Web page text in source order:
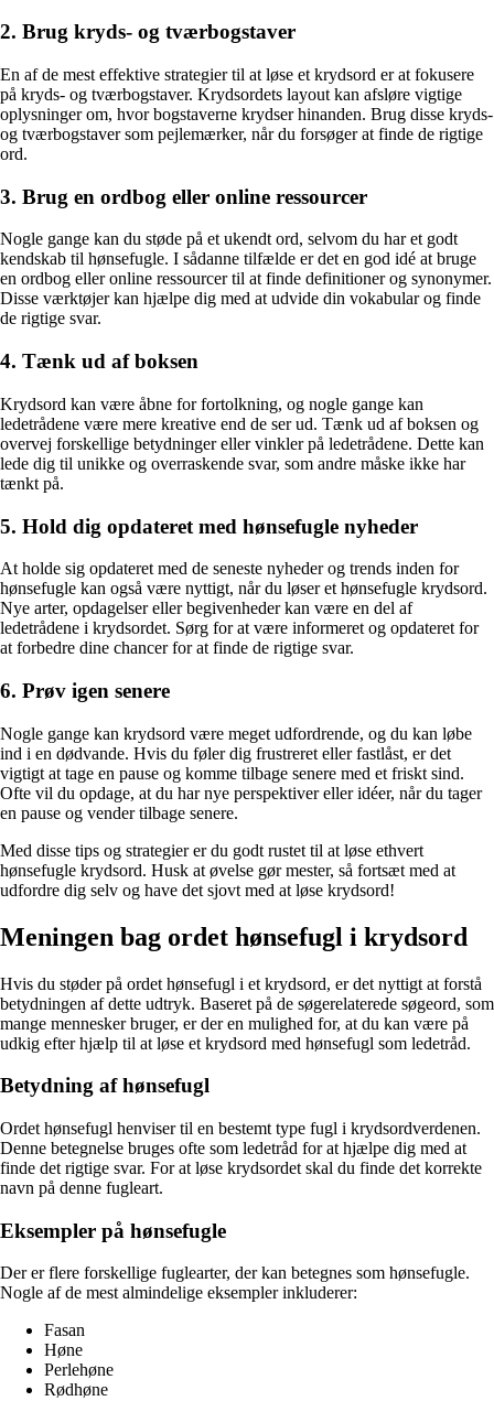
2. Brug kryds- og tværbogstaver
En af de mest effektive strategier til at løse et krydsord er at fokusere
på kryds- og tværbogstaver. Krydsordets layout kan afsløre vigtige
oplysninger om, hvor bogstaverne krydser hinanden. Brug disse kryds-
og tværbogstaver som pejlemærker, når du forsøger at finde de rigtige
ord.
3. Brug en ordbog eller online ressourcer
Nogle gange kan du støde på et ukendt ord, selvom du har et godt
kendskab til hønsefugle. I sådanne tilfælde er det en god idé at bruge
en ordbog eller online ressourcer til at finde definitioner og synonymer.
Disse værktøjer kan hjælpe dig med at udvide din vokabular og finde
de rigtige svar.
4. Tænk ud af boksen
Krydsord kan være åbne for fortolkning, og nogle gange kan
ledetrådene være mere kreative end de ser ud. Tænk ud af boksen og
overvej forskellige betydninger eller vinkler på ledetrådene. Dette kan
lede dig til unikke og overraskende svar, som andre måske ikke har
tænkt på.
5. Hold dig opdateret med hønsefugle nyheder
At holde sig opdateret med de seneste nyheder og trends inden for
hønsefugle kan også være nyttigt, når du løser et hønsefugle krydsord.
Nye arter, opdagelser eller begivenheder kan være en del af
ledetrådene i krydsordet. Sørg for at være informeret og opdateret for
at forbedre dine chancer for at finde de rigtige svar.
6. Prøv igen senere
Nogle gange kan krydsord være meget udfordrende, og du kan løbe
ind i en dødvande. Hvis du føler dig frustreret eller fastlåst, er det
vigtigt at tage en pause og komme tilbage senere med et friskt sind.
Ofte vil du opdage, at du har nye perspektiver eller idéer, når du tager
en pause og vender tilbage senere.
Med disse tips og strategier er du godt rustet til at løse ethvert
hønsefugle krydsord. Husk at øvelse gør mester, så fortsæt med at
udfordre dig selv og have det sjovt med at løse krydsord!
Meningen bag ordet hønsefugl i krydsord
Hvis du støder på ordet hønsefugl i et krydsord, er det nyttigt at forstå
betydningen af dette udtryk. Baseret på de søgerelaterede søgeord, som
mange mennesker bruger, er der en mulighed for, at du kan være på
udkig efter hjælp til at løse et krydsord med hønsefugl som ledetråd.
Betydning af hønsefugl
Ordet hønsefugl henviser til en bestemt type fugl i krydsordverdenen.
Denne betegnelse bruges ofte som ledetråd for at hjælpe dig med at
finde det rigtige svar. For at løse krydsordet skal du finde det korrekte
navn på denne fugleart.
Eksempler på hønsefugle
Der er flere forskellige fuglearter, der kan betegnes som hønsefugle.
Nogle af de mest almindelige eksempler inkluderer:
Fasan
Høne
Perlehøne
Rødhøne